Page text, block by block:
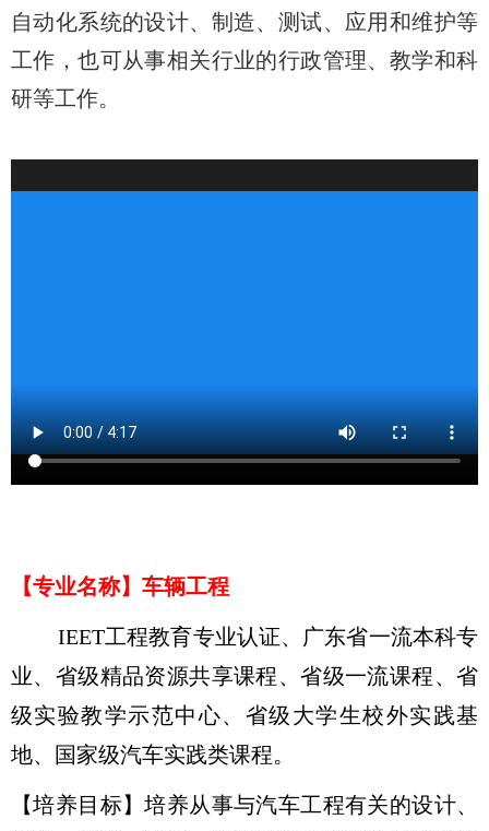
自动化系统的设计、制造、测试、应用和维护等
工作，也可从事相关行业的行政管理、教学和科
研等工作。
【专业名称】车辆工程
IEET工程教育专业认证、广东省一流本科专
业、省级精品资源共享课程、省级一流课程、省
级实验教学示范中心、省级大学生校外实践基
地、国家级汽车实践类课程。
【培养目标】培养从事与汽车工程有关的设计、